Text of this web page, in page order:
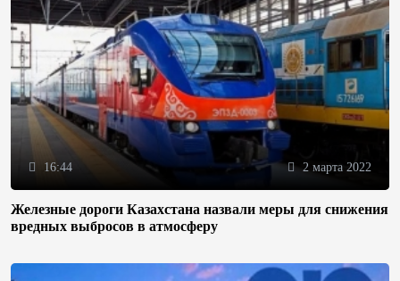
16:44 2 марта 2022
Железные дороги Казахстана назвали меры для снижения
вредных выбросов в атмосферу